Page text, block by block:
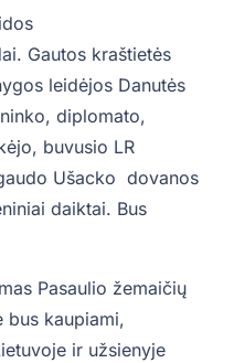
Gautos kraštietės
leidėjos Danutės
diplomato,
buvusio LR
Ušacko dovanos
daiktai. Bus
Pasaulio žemaičių
bus kaupiami,
ir užsienyje